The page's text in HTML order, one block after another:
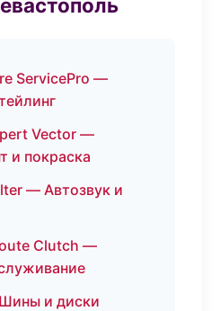
ServicePro —
Vector —
и покраска
— Автозвук и
Clutch —
и диски